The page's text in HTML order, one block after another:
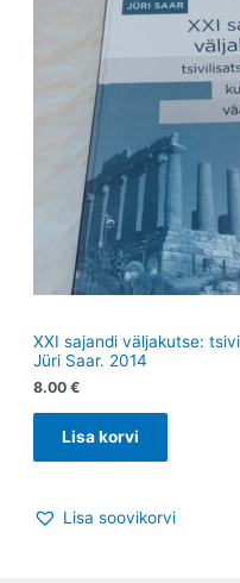
XXI sajandi väljakutse:
Jüri Saar. 2014
8.00 €
Lisa korvi
Lisa soovikorvi